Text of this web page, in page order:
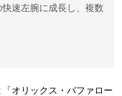
速左腕に成長し、複数
オリックス・バファロー